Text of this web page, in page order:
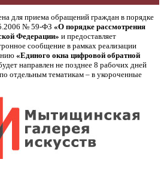
для приема обращений граждан в порядке
№ 59-ФЗ «О порядке рассмотрения
Федерации» и предоставляет
сообщение в рамках реализации
«Единого окна цифровой обратной
направлен не позднее 8 рабочих дней
отдельным тематикам – в укороченные